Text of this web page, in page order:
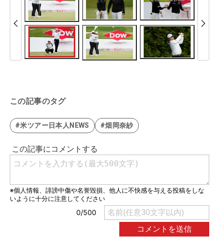
この記事のタグ
#米ツアー日本人NEWS #畑岡奈紗